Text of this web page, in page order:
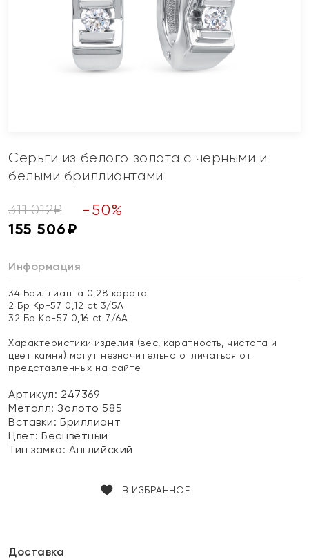
Серьги из белого золота с черными и
белыми бриллиантами
311 012₽ - 50%
155 506₽
Информация
34 Бриллианта 0,28 карата
2 Бр Кр-57 0,12 ct 3/5А
32 Бр Кр-57 0,16 ct 7/6А
Характеристики изделия (вес, каратность, чистота и
цвет камня) могут незначительно отличаться от
представленных на сайте
Артикул: 247369
Металл:Золото 585
Вставки:Бриллиант
Цвет:Бесцветный
Тип замка:Английский
В ИЗБРАННОЕ
Доставка